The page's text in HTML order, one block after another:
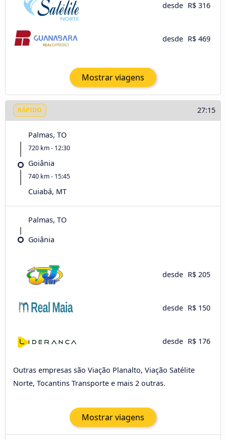
desde R$ 316
desde R$ 469
Mostrar viagens
RÁPIDO 27:15
Palmas, TO
720 km - 12:30
Goiânia
740 km - 15:45
Cuiabá, MT
Palmas, TO
Goiânia
desde R$ 205
desde R$ 150
desde R$ 176
Outras empresas são Viação Planalto, Viação Satélite
Norte, Tocantins Transporte e mais 2 outras.
Mostrar viagens